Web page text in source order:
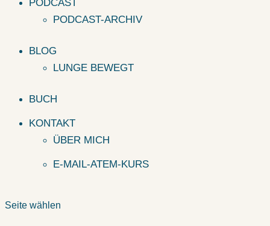
PODCAST
PODCAST-ARCHIV
BLOG
LUNGE BEWEGT
BUCH
KONTAKT
ÜBER MICH
E-MAIL-ATEM-KURS
Seite wählen